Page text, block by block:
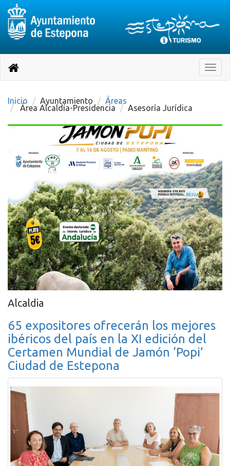
página
Turística
Toggle
Destino:
Volver
inicio
Inicio Ayuntamiento Áreas
Área Alcaldía-Presidencia Asesoría Jurídica
Alcaldia
65 expositores ofrecerán los mejores
ibéricos del país en la XI edición del
Certamen Mundial de Jamón ‘Popi’
Ciudad de Estepona